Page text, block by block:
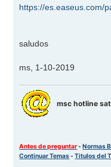
j
e
https://es.easeus.com/
saludos
ms, 1-10-2019
msc hotline sat
Antes de preguntar-Normas
Continuar Temas-Titulos del